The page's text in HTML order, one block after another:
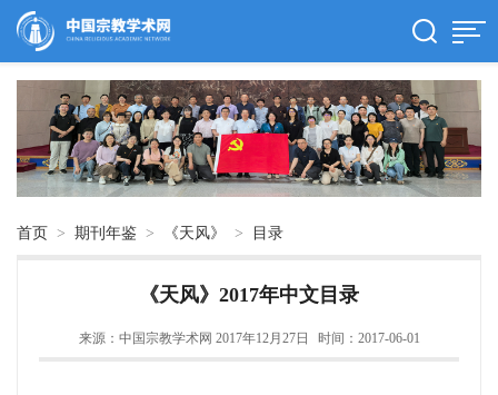
首页 > 期刊年鉴 > 《天风》 > 目录
《天风》2017年中文目录
来源：中国宗教学术网 2017年12月27日 时间：2017-06-01